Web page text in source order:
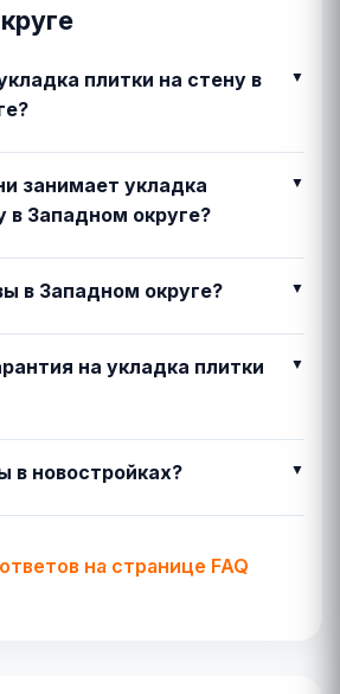
плитки на стену в
занимает укладка
в Западном округе?
в Западном округе?
на укладка плитки
в новостройках?
на странице FAQ